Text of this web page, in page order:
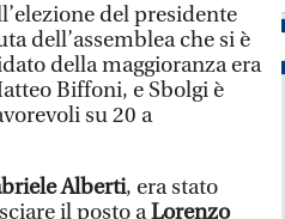
del presidente
dell’assemblea che si è
della maggioranza era
Biffoni, e Sbolgi è
su 20 a
Alberti, era stato
il posto aLorenzo